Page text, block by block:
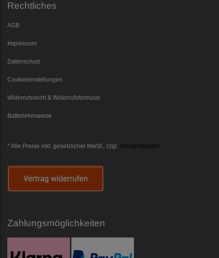
Rechtliches
AGB
Impressum
Datenschutz
Cookieeinstellungen
Widerrufsrecht & Widerrufsformular
Batteriehinweise
* Alle Preise inkl. gesetzlicher MwSt., zzgl. Versandkosten
Zahlungsmöglichkeiten